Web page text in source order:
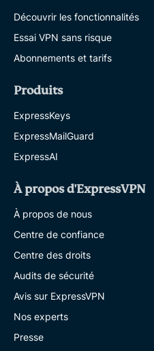
Découvrir les fonctionnalités
Essai VPN sans risque
Abonnements et tarifs
Produits
ExpressKeys
ExpressMailGuard
ExpressAI
À propos d'ExpressVPN
À propos de nous
Centre de confiance
Centre des droits
Audits de sécurité
Avis sur ExpressVPN
Nos experts
Presse